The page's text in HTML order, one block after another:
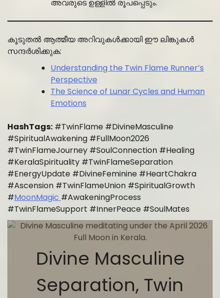
അവരുടെ ഉള്ളിൽ രൂപപ്പെടും.
കൂടുതൽ ആത്മീയ അറിവുകൾക്കായി ഈ ലിങ്കുകൾ
സന്ദർശിക്കുക:
Understanding the Twin Flame Runner’s
Perspective
The Science of Lunar Cycles and Human
Emotions
HashTags: #TwinFlame #DivineMasculine
#SpiritualAwakening #FullMoon2026
#TwinFlameJourney #SoulConnection #Healing
#KeralaSpirituality #TwinFlameSeparation
#EnergyUpdate #DivineFeminine #HeartChakra
#Ascension #TwinFlameUnion #SpiritualGrowth
#MoonMagic #AwakeningProcess
#TwinFlameSupport #InnerPeace #SoulMates
Divine Masculine
Separation, Twin